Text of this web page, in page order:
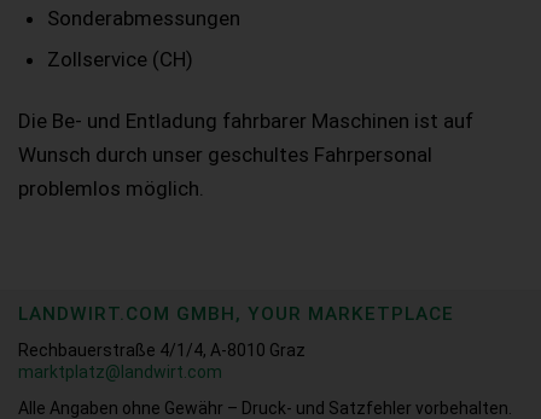
Sonderabmessungen
Zollservice (CH)
Die Be- und Entladung fahrbarer Maschinen ist auf
Wunsch durch unser geschultes Fahrpersonal
problemlos möglich.
LANDWIRT.COM GMBH, YOUR MARKETPLACE
Rechbauerstraße 4/1/4, A-8010 Graz
marktplatz@landwirt.com
Alle Angaben ohne Gewähr – Druck- und Satzfehler vorbehalten.